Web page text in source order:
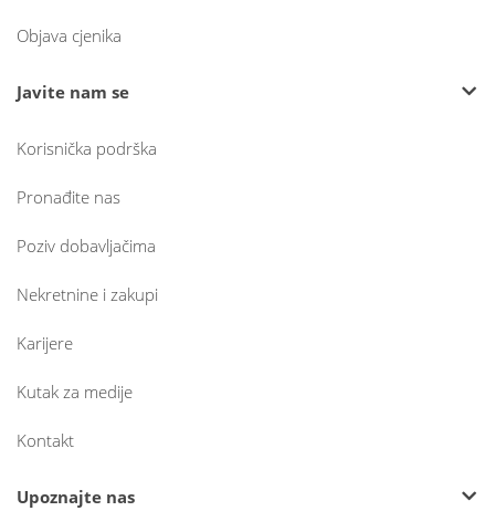
Objava cjenika
Javite nam se
Korisnička podrška
Pronađite nas
Poziv dobavljačima
Nekretnine i zakupi
Karijere
Kutak za medije
Kontakt
Upoznajte nas